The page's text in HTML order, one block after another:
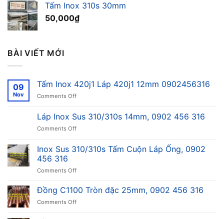
Tấm Inox 310s 30mm
50,000₫
BÀI VIẾT MỚI
09
Nov
Tấm Inox 420j1 Láp 420j1 12mm 0902456316
Comments Offon
Inox
420j1
Láp
12mm
0902456316
Láp Inox Sus 310/310s 14mm, 0902 456 316
Comments Offon
Inox
Sus
14mm,
456
Inox Sus 310/310s Tấm Cuộn Láp Ống, 0902
456 316
Comments Offon
Sus
310/310s
Đồng C1100 Tròn đặc 25mm, 0902 456 316
Comments Offon